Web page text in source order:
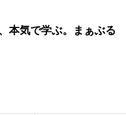
本気で学ぶ。まぁぶる